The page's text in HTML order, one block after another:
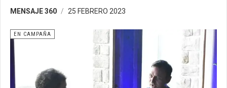
MENSAJE 360 25 FEBRERO 2023
EN CAMPAÑA